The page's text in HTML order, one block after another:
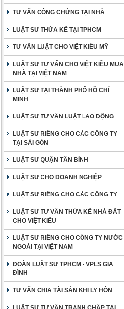
TƯ VẤN CÔNG CHỨNG TẠI NHÀ
LUẬT SƯ THỪA KẾ TẠI TPHCM
TƯ VẤN LUẬT CHO VIỆT KIỀU MỸ
LUẬT SƯ TƯ VẤN CHO VIỆT KIỀU MUA
NHÀ TẠI VIỆT NAM
LUẬT SƯ TẠI THÀNH PHỐ HỒ CHÍ
MINH
LUẬT SƯ TƯ VẤN LUẬT LAO ĐỘNG
LUẬT SƯ RIÊNG CHO CÁC CÔNG TY
TẠI SÀI GÒN
LUẬT SƯ QUẬN TÂN BÌNH
LUẬT SƯ CHO DOANH NGHIỆP
LUẬT SƯ RIÊNG CHO CÁC CÔNG TY
LUẬT SƯ TƯ VẤN THỪA KẾ NHÀ ĐẤT
CHO VIỆT KIỀU
LUẬT SƯ RIÊNG CHO CÔNG TY NƯỚC
NGOÀI TẠI VIỆT NAM
ĐOÀN LUẬT SƯ TPHCM - VPLS GIA
ĐÌNH
TƯ VẤN CHIA TÀI SẢN KHI LY HÔN
LUẬT SƯ TƯ VẤN TRANH CHẤP TẠI